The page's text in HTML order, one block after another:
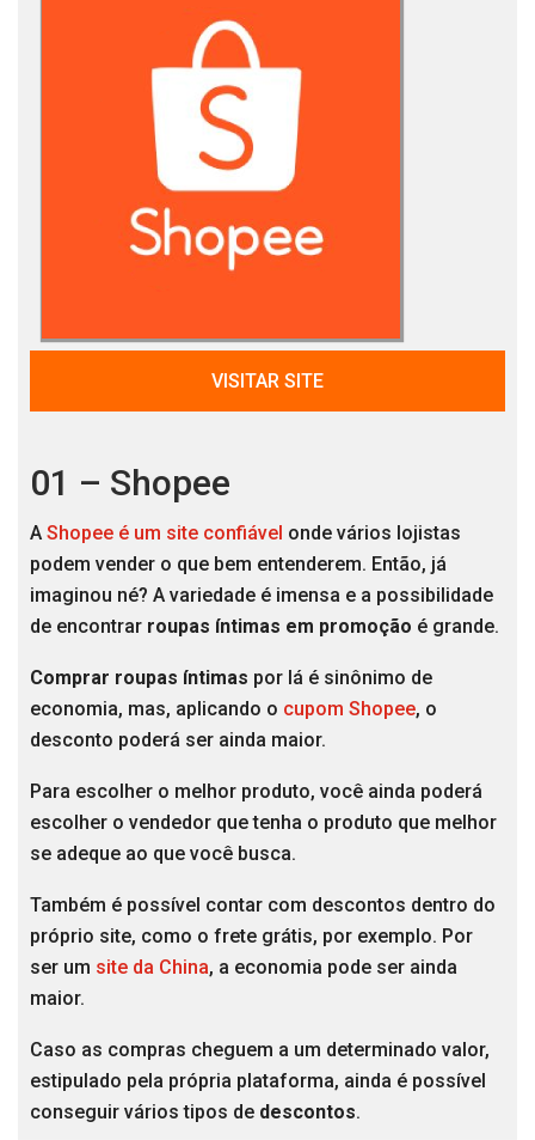
VISITAR SITE
01 – Shopee
A Shopee é um site confiável onde vários lojistas
podem vender o que bem entenderem. Então, já
imaginou né? A variedade é imensa e a possibilidade
de encontrar roupas íntimas em promoção é grande.
Comprar roupas íntimas por lá é sinônimo de
economia, mas, aplicando o cupom Shopee, o
desconto poderá ser ainda maior.
Para escolher o melhor produto, você ainda poderá
escolher o vendedor que tenha o produto que melhor
se adeque ao que você busca.
Também é possível contar com descontos dentro do
próprio site, como o frete grátis, por exemplo. Por
ser um site da China, a economia pode ser ainda
maior.
Caso as compras cheguem a um determinado valor,
estipulado pela própria plataforma, ainda é possível
conseguir vários tipos de descontos.